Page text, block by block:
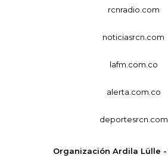
rcnradio.com
noticiasrcn.com
lafm.com.co
alerta.com.co
deportesrcn.com
Organización Ardila Lülle -